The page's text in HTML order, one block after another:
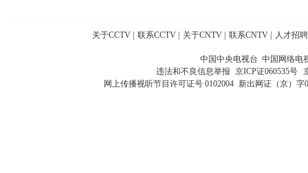
关于CCTV | 联系CCTV | 关于CNTV | 联系CNTV | 人才招聘
中国中央电视台 中国网络电
违法和不良信息举报 京ICP证060535号
网上传播视听节目许可证号 0102004 新出网证（京）